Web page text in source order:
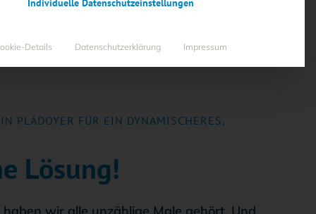
PLÄDOYER FÜR EIN DYNAMISCHERES,
Lösung!
wir alle unzählige Male gehört. Und
Details Datenschutzerklärung Impressum